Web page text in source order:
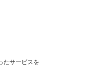
たサービスを